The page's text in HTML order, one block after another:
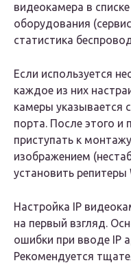
видеокамера в
оборудования
статистика
Если используется
каждое из них
камеры указывается
порта. После этого
приступать к
изображением
установить репитеры
Настройка IP
на первый взгляд.
ошибки при вводе IP
Рекомендуется